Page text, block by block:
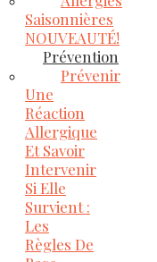
Saisonnières
NOUVEAUTÉ!
Prévention
Prévenir
Une
Réaction
Allergique
Et Savoir
Intervenir
Si Elle
Survient :
Les
Règles De